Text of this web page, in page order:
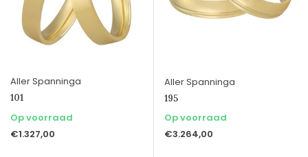
Aller Spanninga
101
Op voorraad
€1.327,00
Aller Spanninga
195
Op voorraad
€3.264,00